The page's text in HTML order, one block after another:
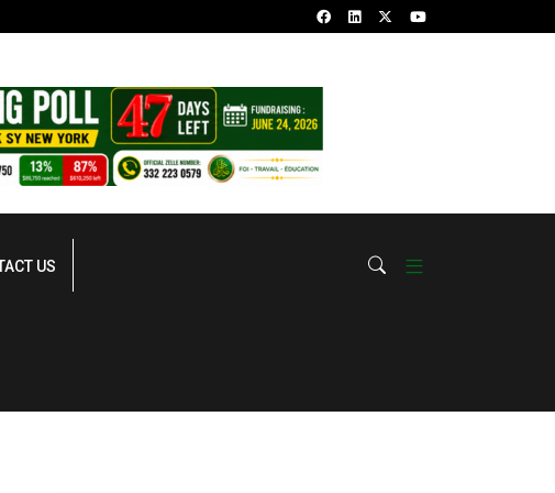
ALHAMDOULILAHI HEUZA CHAYKHOU
DE SERIGNE BABACAR SY الحمد لله هـاذا الشّيخ
US